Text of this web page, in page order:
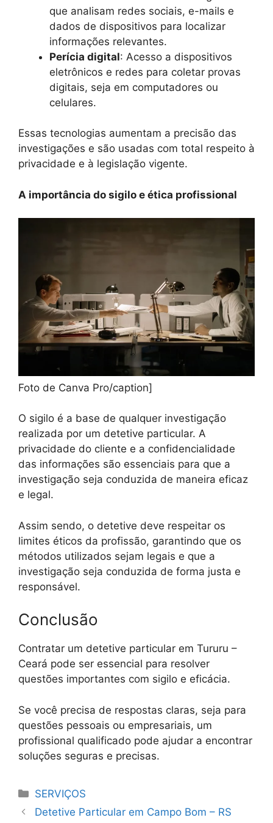
que analisam redes sociais, e-mails e
dados de dispositivos para localizar
informações relevantes.
Perícia digital: Acesso a dispositivos
eletrônicos e redes para coletar provas
digitais, seja em computadores ou
celulares.
Essas tecnologias aumentam a precisão das
investigações e são usadas com total respeito à
privacidade e à legislação vigente.
A importância do sigilo e ética profissional
Foto de Canva Pro/caption]
O sigilo é a base de qualquer investigação
realizada por um detetive particular. A
privacidade do cliente e a confidencialidade
das informações são essenciais para que a
investigação seja conduzida de maneira eficaz
e legal.
Assim sendo, o detetive deve respeitar os
limites éticos da profissão, garantindo que os
métodos utilizados sejam legais e que a
investigação seja conduzida de forma justa e
responsável.
Conclusão
Contratar um detetive particular em Tururu –
Ceará pode ser essencial para resolver
questões importantes com sigilo e eficácia.
Se você precisa de respostas claras, seja para
questões pessoais ou empresariais, um
profissional qualificado pode ajudar a encontrar
soluções seguras e precisas.
Categorias
SERVIÇOS
Detetive Particular em Campo Bom – RS